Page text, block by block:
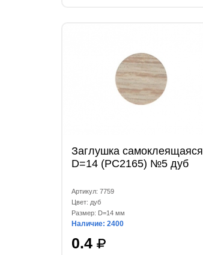
Заглушка самоклеящаяся
D=14 (РС2165) №5 дуб
Артикул: 7759
Цвет: дуб
Размер: D=14 мм
Наличие: 2400
0.4